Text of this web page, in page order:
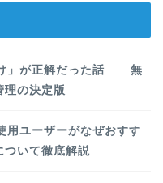
」が正解だった話 ── 無
理の決定版
ユーザーがなぜおすす
ついて徹底解説